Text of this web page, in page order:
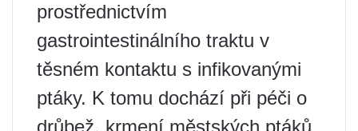
prostřednictvím
gastrointestinálního traktu v
těsném kontaktu s infikovanými
ptáky. K tomu dochází při péči o
drůbež, krmení městských ptáků